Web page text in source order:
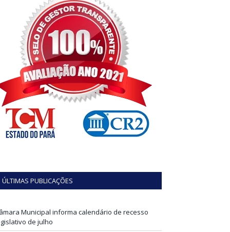
ÚLTIMAS PUBLICAÇÕES
Municipal informa calendário de recesso
de julho